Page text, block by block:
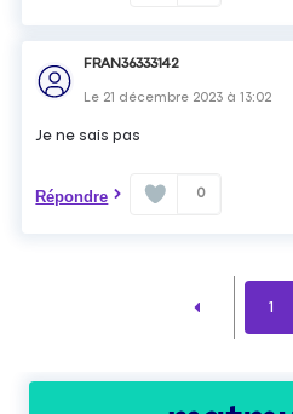
FRAN36333142
Le 21 décembre 2023 à13:02
Je ne sais pas
Répondre 0
1